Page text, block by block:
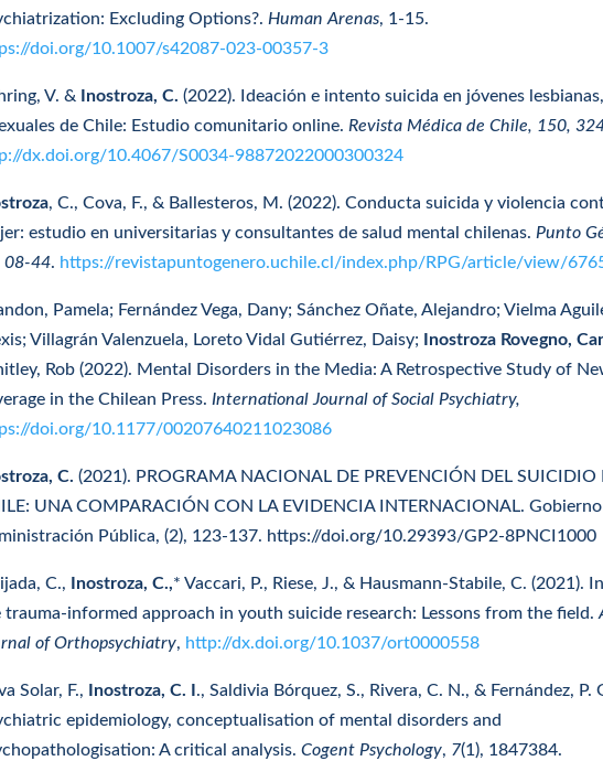
Excluding Options?.Human Arenas, 1-15.
doi.org/10.1007/s42087-023-00357-3
V. & Inostroza, C. (2022). Ideación e intento suicida en jóvenes
de Chile: Estudio comunitario online.Revista Médica de Chile, 150,
dx.doi.org/10.4067/S0034-98872022000300324
, C., Cova, F., & Ballesteros, M. (2022). Conducta suicida y violencia
estudio en universitarias y consultantes de salud mental chilenas.Punto
08-44. https://revistapuntogenero.uchile.cl/index.php/RPG/article/view/
Pamela; Fernández Vega, Dany; Sánchez Oñate, Alejandro; Vielma
Villagrán Valenzuela, Loreto Vidal Gutiérrez, Daisy;
Inostroza Rovegno,
Rob (2022). Mental Disorders in the Media: A Retrospective Study of
in the Chilean Press.International Journal of Social Psychiatry,
doi.org/10.1177/00207640211023086
C. (2021). PROGRAMA NACIONAL DE PREVENCIÓN DEL SUICIDIO
UNA COMPARACIÓN CON LA EVIDENCIA INTERNACIONAL. Gobierno
Pública, (2), 123-137. https://doi.org/10.29393/GP2-8PNCI1000
C., Inostroza, C.,* Vaccari, P., Riese, J., & Hausmann-Stabile, C. (2021).
trauma-informed approach in youth suicide research: Lessons from the field.
of Orthopsychiatry, http://dx.doi.org/10.1037/ort0000558
Solar, F., Inostroza, C. I ., Saldivia Bórquez, S., Rivera, C. N., & Fernández, P.
epidemiology, conceptualisation of mental disorders and
A critical analysis.Cogent Psychology, 7(1), 1847384.